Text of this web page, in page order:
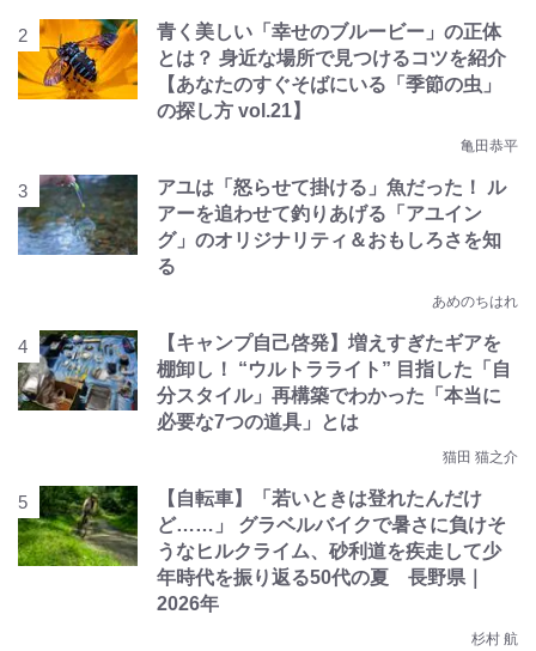
青く美しい「幸せのブルービー」の正体
とは？ 身近な場所で見つけるコツを紹介
【あなたのすぐそばにいる「季節の虫」
の探し方 vol.21】
亀田恭平
アユは「怒らせて掛ける」魚だった！ ル
アーを追わせて釣りあげる「アユイン
グ」のオリジナリティ＆おもしろさを知
る
あめのちはれ
【キャンプ自己啓発】増えすぎたギアを
棚卸し！ “ウルトラライト” 目指した「自
分スタイル」再構築でわかった「本当に
必要な7つの道具」とは
猫田 猫之介
【自転車】「若いときは登れたんだけ
ど……」 グラベルバイクで暑さに負けそ
うなヒルクライム、砂利道を疾走して少
年時代を振り返る50代の夏 長野県｜
2026年
杉村 航